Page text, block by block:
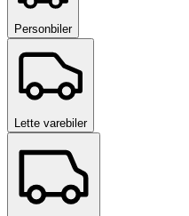
Personbiler
Lette varebiler